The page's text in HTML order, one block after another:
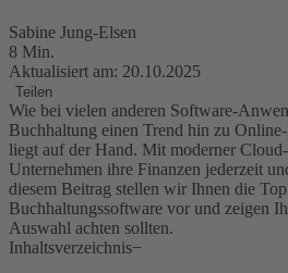
Sabine Jung-Elsen
8 Min.
Aktualisiert am: 20.10.2025
Teilen
Wie bei vielen anderen Software-
Buchhaltung einen Trend hin zu
liegt auf der Hand. Mit moderner
Unternehmen ihre Finanzen jederzeit
diesem Beitrag stellen wir Ihnen die
Buchhaltungssoftware vor und zeigen
Auswahl achten sollten.
Inhaltsverzeichnis−